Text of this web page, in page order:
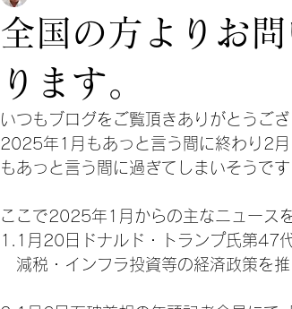
全国の方よりお
ります。
いつもブログをご覧頂きありがとうござ
2025年1月もあっと言う間に終わり2
もあっと言う間に過ぎてしまいそうで
ここで2025年1月からの主なニュース
1.1月20日ドナルド・トランプ氏第47
減税・インフラ投資等の経済政策を推